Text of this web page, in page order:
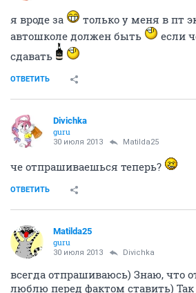
я вроде за
только у меня в пт
автошколе должен быть
если
сдавать
ОТВЕТИТЬ
Divichka
guru
30 июля 2013 Matilda25
че отпрашиваешься теперь?
ОТВЕТИТЬ
Matilda25
guru
30 июля 2013 Divichka
всегда отпрашиваюсь) Знаю, что
люблю перед фактом ставить)